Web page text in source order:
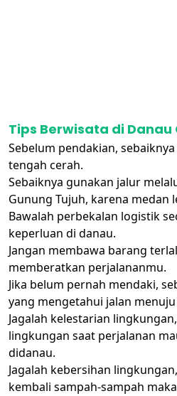
Tips Berwisata di Danau
Sebelum pendakian,
tengah cerah.
Sebaiknya gunakan jalur
Gunung Tujuh, karena medan
Bawalah perbekalan logistik
keperluan di danau.
Jangan membawa barang
memberatkan perjalananmu.
Jika belum pernah mendaki,
yang mengetahui jalan
Jagalah kelestarian
lingkungan saat perjalanan
didanau.
Jagalah kebersihan
kembali sampah-sampah